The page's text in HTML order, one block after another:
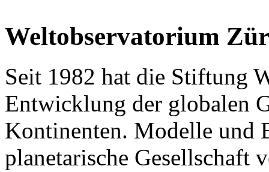
Weltobservatorium
Seit 1982 hat die Stiftung
Entwicklung der globalen
Kontinenten. Modelle und
planetarische Gesellschaft